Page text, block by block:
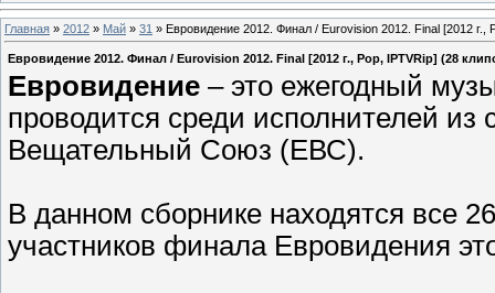
Главная » 2012 » Май » 31 » Евровидение 2012. Финал / Eurovision 2012. Final [2012 г.,
Евровидение 2012. Финал / Eurovision 2012. Final [2012 г., Pop, IPTVRip] (28
Евровидение – это ежегодный
проводится среди исполнителей
Вещательный Союз (ЕВС).
В данном сборнике находятся все
участников финала Евровидения